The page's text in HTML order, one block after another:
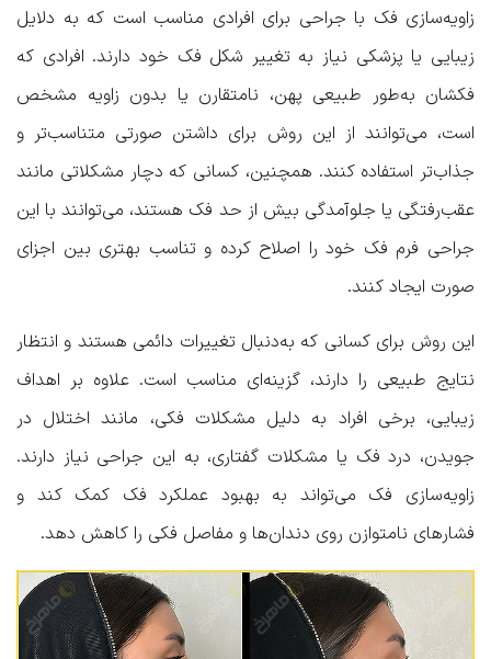
زاویه‌سازی فک با جراحی برای افرادی مناسب است که به دلایل
زیبایی یا پزشکی نیاز به تغییر شکل فک خود دارند. افرادی که
فکشان به‌طور طبیعی پهن، نامتقارن یا بدون زاویه مشخص
است، می‌توانند از این روش برای داشتن صورتی متناسب‌تر و
جذاب‌تر استفاده کنند. همچنین، کسانی که دچار مشکلاتی مانند
عقب‌رفتگی یا جلوآمدگی بیش از حد فک هستند، می‌توانند با این
جراحی فرم فک خود را اصلاح کرده و تناسب بهتری بین اجزای
صورت ایجاد کنند.
این روش برای کسانی که به‌دنبال تغییرات دائمی هستند و انتظار
نتایج طبیعی را دارند، گزینه‌ای مناسب است. علاوه بر اهداف
زیبایی، برخی افراد به دلیل مشکلات فکی، مانند اختلال در
جویدن، درد فک یا مشکلات گفتاری، به این جراحی نیاز دارند.
زاویه‌سازی فک می‌تواند به بهبود عملکرد فک کمک کند و
فشارهای نامتوازن روی دندان‌ها و مفاصل فکی را کاهش دهد.